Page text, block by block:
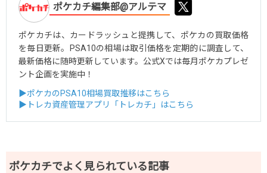
ポケカチ編集部@アルテマ
ポケカチは、カードラッシュと提携して、ポケカの買取価格
を毎日更新。PSA10の相場は取引価格を定期的に調査して、
最新価格に随時更新しています。公式Xでは毎月ポケカプレゼ
ント企画を実施中！
▶ポケカのPSA10相場買取推移はこちら
▶トレカ資産管理アプリ「トレカチ」はこちら
ポケカチでよく見られている記事